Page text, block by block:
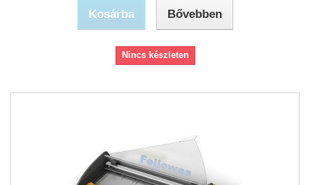
Kosárba Bővebben
Nincs készleten